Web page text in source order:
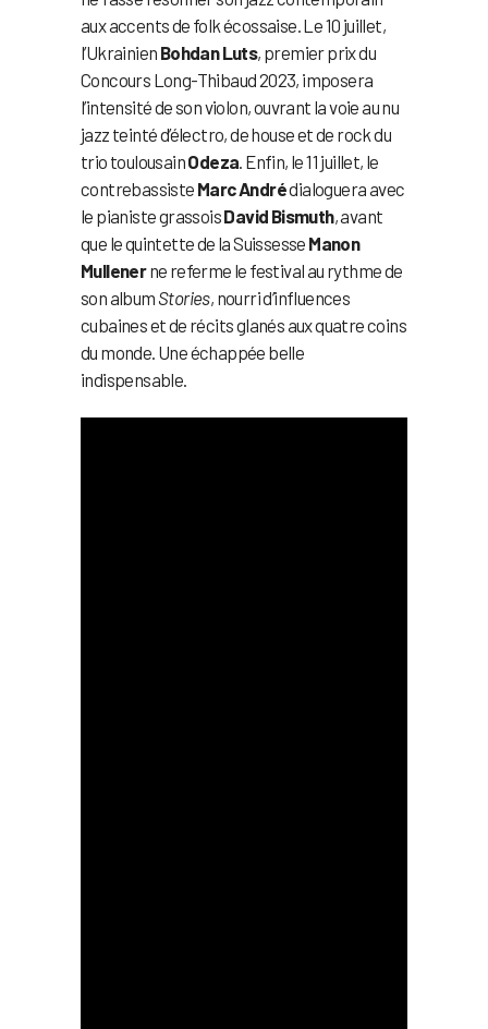
aux accents de folk écossaise. Le 10 juillet,
l’Ukrainien Bohdan Luts, premier prix du
Concours Long-Thibaud 2023, imposera
l’intensité de son violon, ouvrant la voie au nu
jazz teinté d’électro, de house et de rock du
trio toulousainOdeza . Enfin, le 11 juillet, le
contrebassiste Marc Andrédialoguera avec
le pianiste grassoisDavid Bismuth, avant
que le quintette de la Suissesse Manon
Mullenerne referme le festival au rythme de
son album Stories, nourri d’influences
cubaines et de récits glanés aux quatre coins
du monde. Une échappée belle
indispensable.